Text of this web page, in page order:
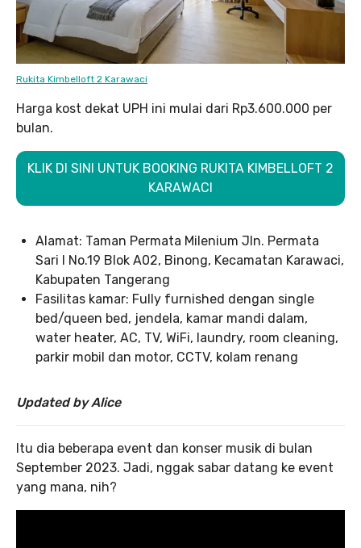
Rukita Kimbelloft 2 Karawaci
Harga kost dekat UPH ini mulai dari Rp3.600.000 per
bulan.
KLIK DI SINI UNTUK BOOKING RUKITA KIMBELLOFT 2
KARAWACI
Alamat: Taman Permata Milenium Jln. Permata
Sari I No.19 Blok A02, Binong, Kecamatan Karawaci,
Kabupaten Tangerang
Fasilitas kamar: Fully furnished dengan single
bed/queen bed, jendela, kamar mandi dalam,
water heater, AC, TV, WiFi, laundry, room cleaning,
parkir mobil dan motor, CCTV, kolam renang
Updated by Alice
Itu dia beberapa event dan konser musik di bulan
September 2023. Jadi, nggak sabar datang ke event
yang mana, nih?